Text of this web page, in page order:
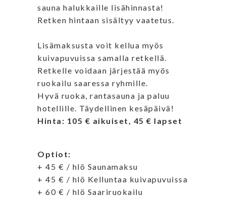
sauna halukkaille lisähinnasta!
Retken hintaan sisältyy vaatetus.
Lisämaksusta voit kellua myös
kuivapuvuissa samalla retkellä.
Retkelle voidaan järjestää myös
ruokailu saaressa ryhmille.
Hyvä ruoka, rantasauna ja paluu
hotellille. Täydellinen kesäpäivä!
Hinta: 105 € aikuiset, 45 € lapset
Optiot:
+ 45 € / hlö Saunamaksu
+ 45 € / hlö Kelluntaa kuivapuvuissa
+ 60 € / hlö Saariruokailu